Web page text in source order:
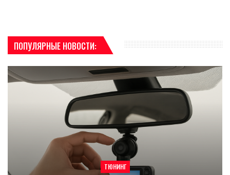
ПОПУЛЯРНЫЕ НОВОСТИ:
ТЮНИНГ